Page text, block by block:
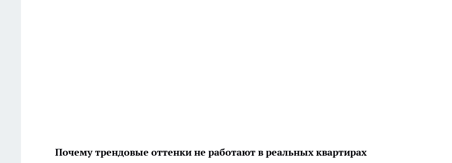
Почему трендовые оттенки не работают в реальных квартирах